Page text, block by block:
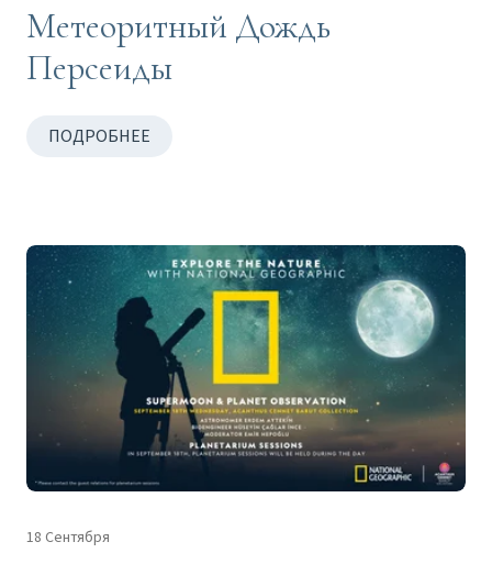
Метеоритный Дождь
Персеиды
ПОДРОБНЕЕ
18 Сентября